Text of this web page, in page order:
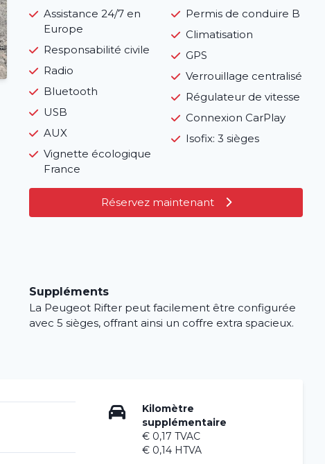
Assistance 24/7 en
Europe
Responsabilité civile
Radio
Bluetooth
USB
AUX
Vignette écologique
France
Permis de conduire B
Climatisation
GPS
Verrouillage centralisé
Régulateur de vitesse
Connexion CarPlay
Isofix: 3 sièges
Réservez maintenant
Suppléments
La Peugeot Rifter peut facilement être configurée
avec 5 sièges, offrant ainsi un coffre extra spacieux.
Kilomètre
supplémentaire
€ 0,17 TVAC
€ 0,14 HTVA